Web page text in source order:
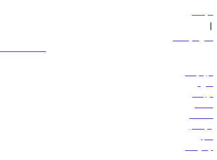
سياساتنا
|
الشروط والأحكام
600 544 445
حجز الرحلات
العروض
الوجهات
الأمتعة
المساعدة
إدارة الحجز
الأخبار
تواصل معنا